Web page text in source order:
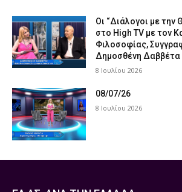
Οι “Διάλογοι με την
στο High TV με τον
Φιλοσοφίας,
Δημοσθένη Δαββέτα
8 Ιουλίου 2026
08/07/26
8 Ιουλίου 2026